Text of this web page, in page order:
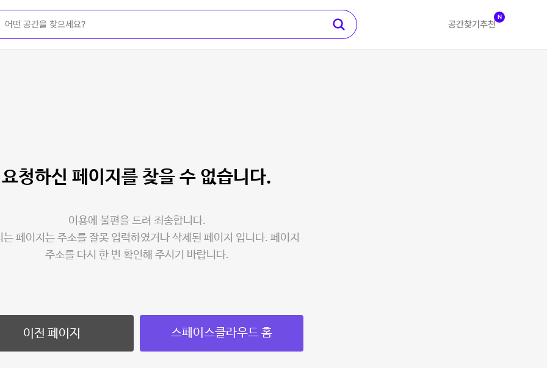
공간찾기 추천
N
요청하신 페이지를 찾을 수 없습니다.
이용에 불편을 드려 죄송합니다.
는 페이지는 주소를 잘못 입력하였거나 삭제된 페이지 입니다. 페이지
주소를 다시 한 번 확인해 주시기 바랍니다.
이전 페이지 스페이스클라우드 홈